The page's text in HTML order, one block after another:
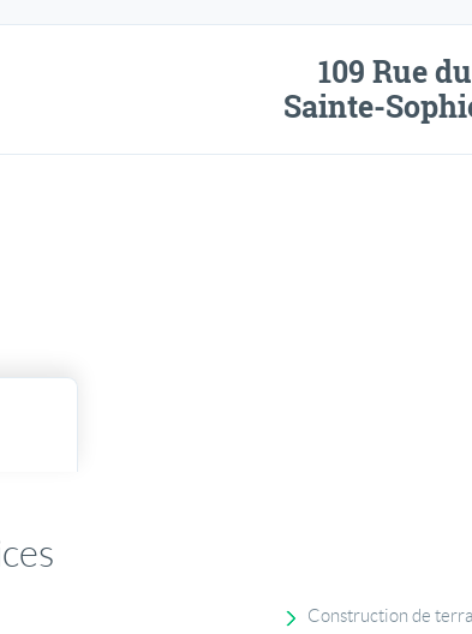
109 Rue
Sainte-
Construction de